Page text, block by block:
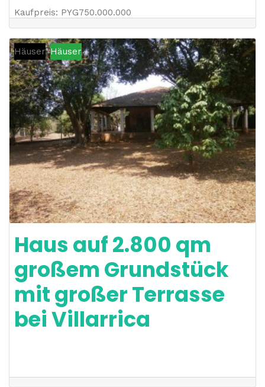
Kaufpreis: PYG750.000.000
Häuser Häuser
Haus auf 2.800 qm
großem Grundstück
mit großer Terrasse
bei Villarrica